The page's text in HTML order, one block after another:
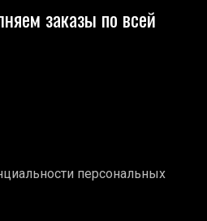
заказы по всей
персональных